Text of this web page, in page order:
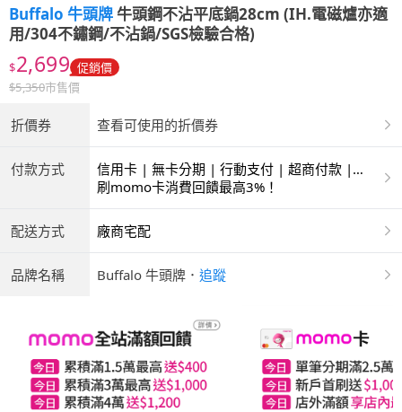
Buffalo 牛頭牌牛頭鋼不沾平底鍋28cm (IH.電磁爐亦適
用/304不鏽鋼/不沾鍋/SGS檢驗合格)
$2,699 促銷價
$5,350市售價
折價券 查看可使用的折價券
付款方式
信用卡 | 無卡分期 | 行動支付 | 超商付款 |
ATM | 銀聯卡
刷momo卡消費回饋最高3%！
配送方式 廠商宅配
品牌名稱 Buffalo 牛頭牌 ． 追蹤